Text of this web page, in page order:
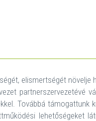
elismertségét növelje
partnerszervezetévé
Továbbá támogattunk
lehetőségeket